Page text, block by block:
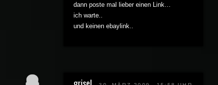
dann poste mal lieber einen Link…
ich warte..
und keinen ebaylink..